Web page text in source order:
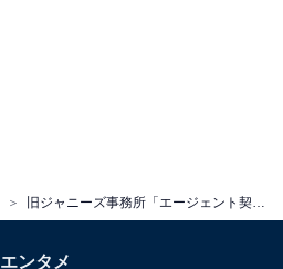
エンタメ